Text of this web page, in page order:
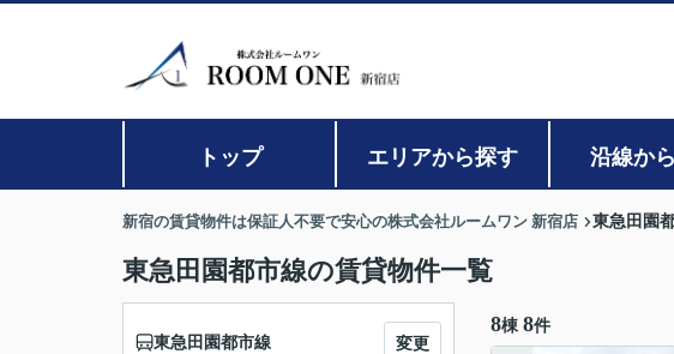
トップ エリアから探す 沿線か
新宿の賃貸物件は保証人不要で安心の株式会社ルームワン 新宿店 東急田園
東急田園都市線の賃貸物件一覧
8棟 8件
東急田園都市線 変更